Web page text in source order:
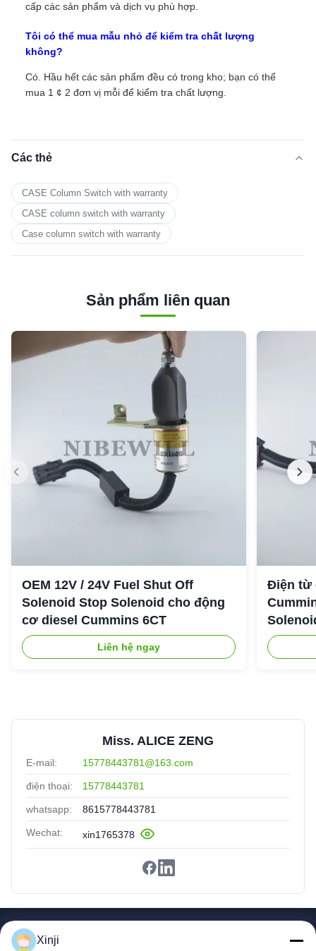
cấp các sản phẩm và dịch vụ phù hợp.
Tôi có thể mua mẫu nhỏ để kiểm tra chất lượng
không?
Có. Hầu hết các sản phẩm đều có trong kho; bạn có thể
mua 1 ¢ 2 đơn vị mỗi để kiểm tra chất lượng.
Các thẻ
CASE Column Switch with warranty
CASE column switch with warranty
Case column switch with warranty
Sản phẩm liên quan
OEM 12V / 24V Fuel Shut Off
Solenoid Stop Solenoid cho động
cơ diesel Cummins 6CT
Liên hệ ngay
Điện từ
Miss. ALICE ZENG
E-mail: 15778443781@163.com
điện thoại: 15778443781
whatsapp: 8615778443781
Wechat: xin1765378
Xinji